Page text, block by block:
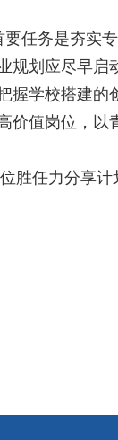
任务是夯实
规划应尽早
握学校搭建
价值岗位，以
胜任力分享